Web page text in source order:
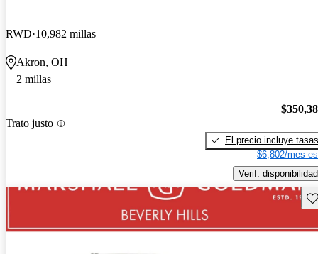
RWD 10,982 millas
Akron, OH
2 millas
Trato justo
El precio incluye tasas
$6,802/mes
Verif. disponibilidad